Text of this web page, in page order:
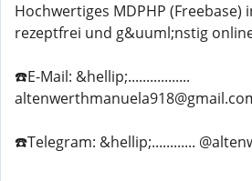
Hochwertiges MDPHP (Freebase)
rezeptfrei und g&uuml;nstig
☎️E-Mail: &hellip;.................
☎️Telegram: &hellip;............